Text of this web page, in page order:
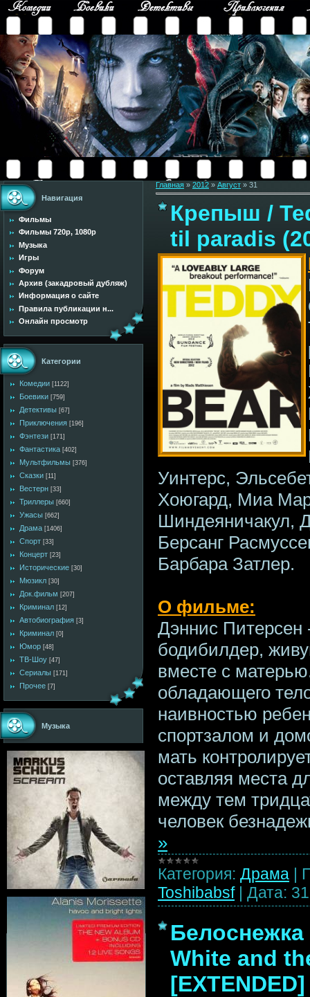
Навигация
Фильмы
Фильмы 720p, 1080p
Музыка
Игры
Форум
Архив (закадровый дубляж)
Информация о сайте
Правила публикации н...
Онлайн просмотр
Категории
Комедии [1122]
Боевики [759]
Детективы [67]
Приключения [196]
Фэнтези [171]
Фантастика [402]
Мультфильмы [376]
Сказки [11]
Вестерн [33]
Триллеры [660]
Ужасы [662]
Драма [1406]
Спорт [33]
Концерт [23]
Исторические [30]
Мюзикл [30]
Док.фильм [207]
Криминал [12]
Автобиография [3]
Криминал [0]
Юмор [48]
ТВ-Шоу [47]
Сериалы [171]
Прочее [7]
Музыка
Главная » 2012 » Август » 31
Крепыш /
til paradis
Уинтерс,
Хоюгард, Миа
Шиндеяничакул,
Берсанг
Барбара Затлер.
О фильме:
Дэннис
бодибилдер,
вместе с
обладающего
наивностью
спортзалом и
мать
оставляя места
между тем
человек
»
Категория: Драма |
Toshibabsf | Дата:
Белоснежка
White and